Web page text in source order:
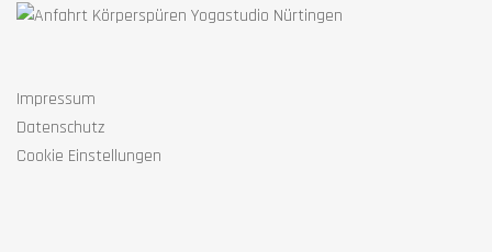
Impressum
Datenschutz
Cookie Einstellungen